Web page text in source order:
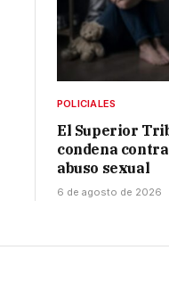
POLICIALES
El Superior
condena
abuso sexual
6 de agosto de 2026